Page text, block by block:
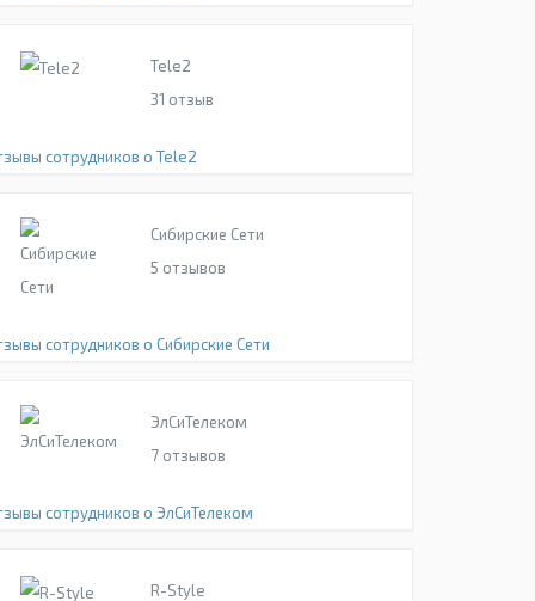
Tele2
31 отзыв
сотрудников о Tele2
Сибирские Сети
5 отзывов
сотрудников о Сибирские Сети
ЭлСиТелеком
7 отзывов
сотрудников о ЭлСиТелеком
R-Style